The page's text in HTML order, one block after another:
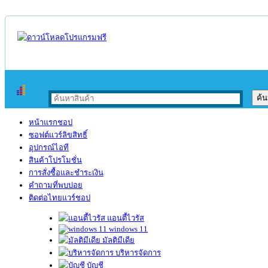
หน้าแรกชอป
ซอฟต์แวร์ลิขสิทธิ์
อุปกรณ์ไอที
สินค้าโปรโมชั่น
การสั่งซื้อและชำระเงิน
คำถามที่พบบ่อย
ติดต่อไทยแวร์ชอป
แอนตี้ไวรัส
windows 11
มัลติมีเดีย
บริหารจัดการ
บัญชี